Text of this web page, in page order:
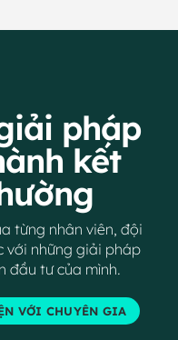
pháp
kết
từng nhân viên, đội
với những giải pháp
đầu tư của mình.
VỚI CHUYÊN GIA